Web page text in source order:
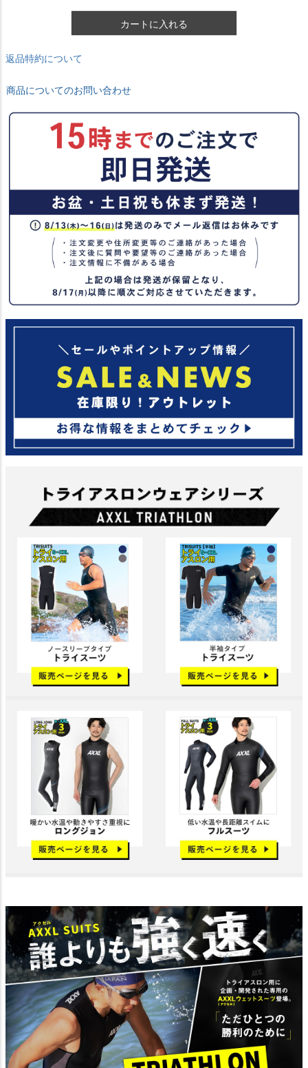
カートに入れる
返品特約について
商品についてのお問い合わせ